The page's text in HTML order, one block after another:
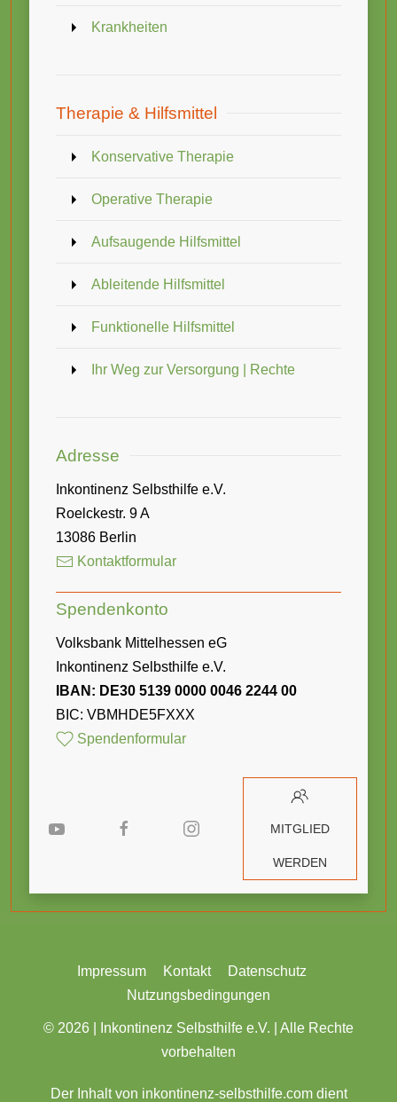
Krankheiten
Therapie & Hilfsmittel
Konservative Therapie
Operative Therapie
Aufsaugende Hilfsmittel
Ableitende Hilfsmittel
Funktionelle Hilfsmittel
Ihr Weg zur Versorgung | Rechte
Adresse
Inkontinenz Selbsthilfe e.V.
Roelckestr. 9 A
13086 Berlin
Kontaktformular
Spendenkonto
Volksbank Mittelhessen eG
Inkontinenz Selbsthilfe e.V.
IBAN: DE30 5139 0000 0046 2244 00
BIC: VBMHDE5FXXX
Spendenformular
MITGLIED
WERDEN
Impressum Kontakt
Datenschutz
Nutzungsbedingungen
© 2026 |
Inkontinenz Selbsthilfe e.V. | Alle Rechte
vorbehalten
Der Inhalt von inkontinenz-selbsthilfe.com dient